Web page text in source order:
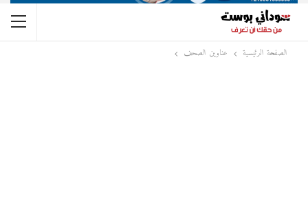
الصفحة الرئيسية عناوين الصحف